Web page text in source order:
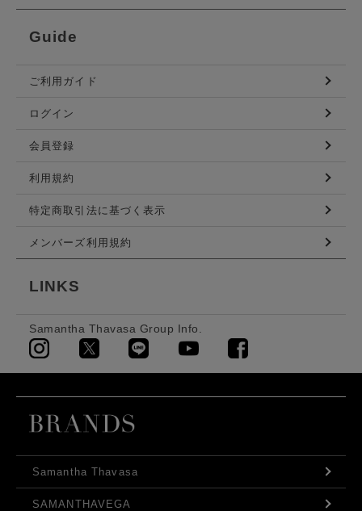
Guide
ご利用ガイド
ログイン
会員登録
利用規約
特定商取引法に基づく表示
メンバーズ利用規約
LINKS
Samantha Thavasa Group Info.
Samantha Thavasa
SAMANTHAVEGA